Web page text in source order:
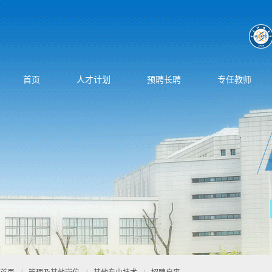
首页 人才计划 预聘长聘 专任教师